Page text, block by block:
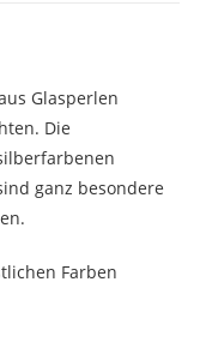
Glasperlen
Die
ganz besondere
Farben